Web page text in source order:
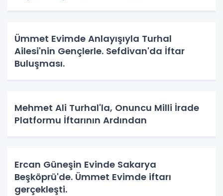
Ümmet Evimde Anlayışıyla Turhal
Ailesi'nin Gençlerle. Sefdivan'da İftar
Buluşması.
Mehmet Ali Turhal'la, Onuncu Milli İrade
Platformu İftarının Ardından
Ercan Güneşin Evinde Sakarya
Beşköprü'de. Ümmet Evimde iftarı
gerçekleşti.